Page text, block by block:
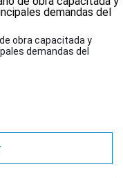
obra capacitada y
demandas del